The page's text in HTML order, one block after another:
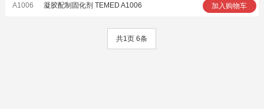
A1006 凝胶配制固化剂 TEMED A1006 加入购物车
共1页 6条